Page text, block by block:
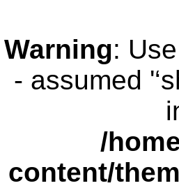
Warning:
- assumed
/
content/